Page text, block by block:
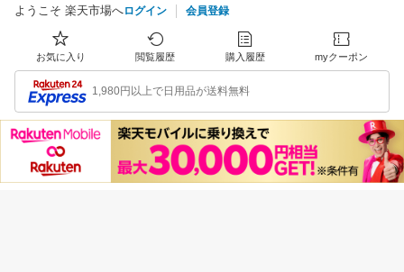
ようこそ 楽天市場へログイン 会員登録
お気に入り 閲覧履歴 購入履歴 myクーポン
1,980円以上で日用品が送料無料